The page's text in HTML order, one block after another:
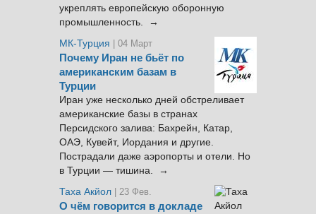
укреплять европейскую оборонную
промышленность. →
МК-Турция
| 04 Март
Почему Иран не бьёт по
американским базам в
Турции
Иран уже несколько дней обстреливает
американские базы в странах
Персидского залива: Бахрейн, Катар,
ОАЭ, Кувейт, Иордания и другие.
Пострадали даже аэропорты и отели. Но
в Турции — тишина. →
Таха Акйол | 23 Фев.
О чём говорится в докладе